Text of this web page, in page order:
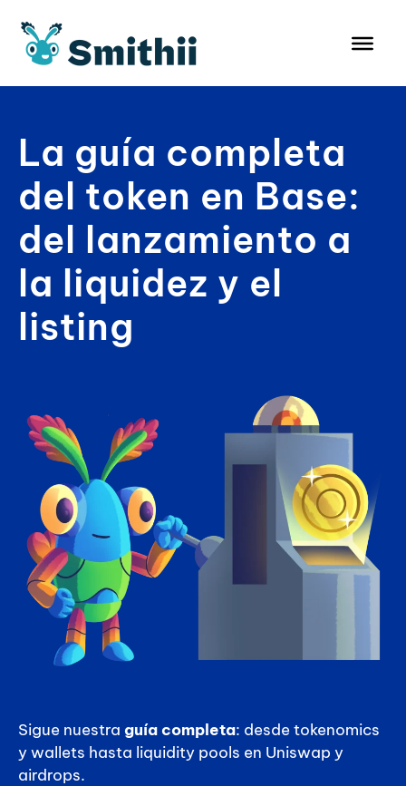
contenido
La guía completa
del token en Base:
del lanzamiento a
la liquidez y el
listing
Sigue nuestra guía completa: desde tokenomics
y wallets hasta liquidity pools en Uniswap y
airdrops.